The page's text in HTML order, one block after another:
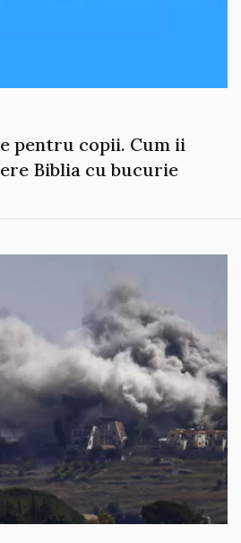
pentru copii. Cum ii
Biblia cu bucurie